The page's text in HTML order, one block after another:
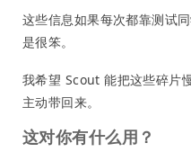
这些信息如果每次都靠测试
是很笨。
我希望 Scout 能把这些碎片
主动带回来。
这对你有什么用？